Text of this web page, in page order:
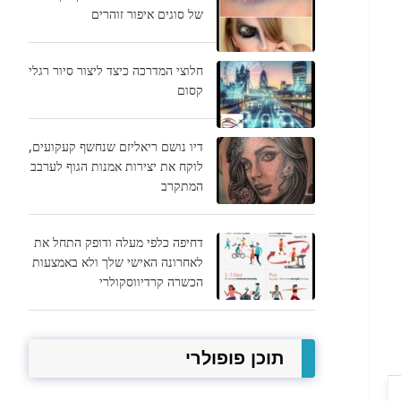
של סוגים איפור זוהרים
חלוצי המדרכה כיצד ליצור סיור רגלי
קסום
דיו נושם ריאליזם שנחשף קעקועים,
לוקח את יצירות אמנות הגוף לערבב
המתקרב
דחיפה כלפי מעלה ודופק התחל את
לאחרונה האישי שלך ולא באמצעות
הכשרה קרדיווסקולרי
תוכן פופולרי